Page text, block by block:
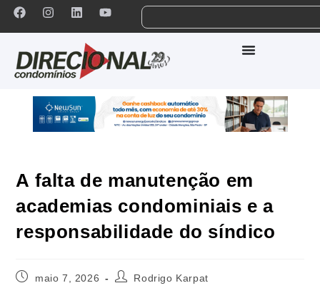
A falta de manutenção em
academias condominiais e a
responsabilidade do síndico
maio 7, 2026 Rodrigo Karpat